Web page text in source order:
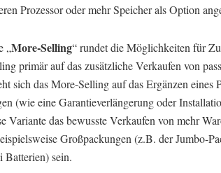
Prozessor oder mehr Speicher als Option
„More-Selling“ rundet die Möglichkeiten für
primär auf das zusätzliche Verkaufen von
sich das More-Selling auf das Ergänzen eines
(wie eine Garantieverlängerung oder
Variante das bewusste Verkaufen von mehr
Großpackungen (z.B. der Jumbo-
Batterien) sein.